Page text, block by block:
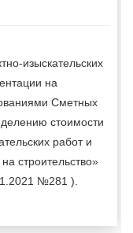
изыскательских
на
Сметных
стоимости
работ и
строительство»
№281 ).